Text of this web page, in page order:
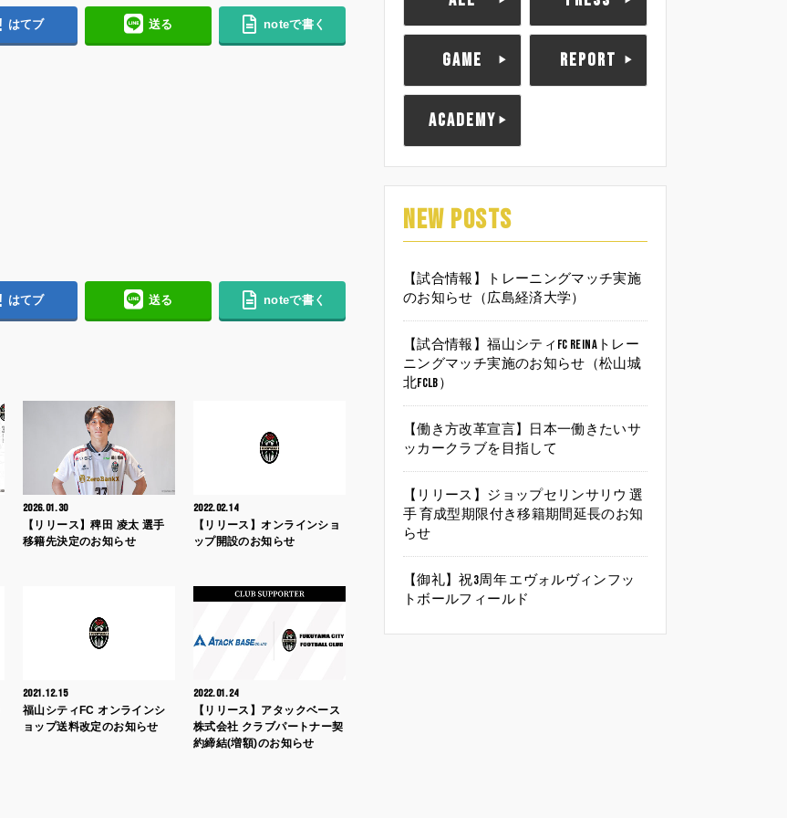
はてブ 送る noteで書く
はてブ 送る noteで書く
2026.01.30
【リリース】稗田 凌太 選手
移籍先決定のお知らせ
2022.02.14
【リリース】オンラインショ
ップ開設のお知らせ
2021.12.15
福山シティFC オンラインシ
ョップ送料改定のお知らせ
2022.01.24
【リリース】アタックベース
株式会社 クラブパートナー契
約締結(増額)のお知らせ
GAME REPORT
ACADEMY
NEW POSTS
【試合情報】トレーニングマッチ実施
のお知らせ（広島経済大学）
【試合情報】福山シティFC Reinaトレー
ニングマッチ実施のお知らせ（松山城
北FCLB）
【働き方改革宣言】日本一働きたいサ
ッカークラブを目指して
【リリース】ジョップセリンサリウ 選
手 育成型期限付き移籍期間延長のお知
らせ
【御礼】祝3周年 エヴォルヴィンフッ
トボールフィールド